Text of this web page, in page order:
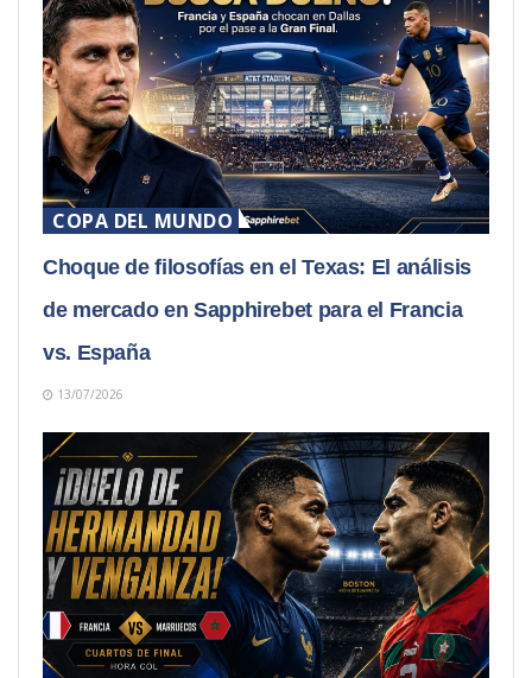
COPA DEL MUNDO
Choque de filosofías en el Texas: El análisis
de mercado en Sapphirebet para el Francia
vs. España
13/07/2026